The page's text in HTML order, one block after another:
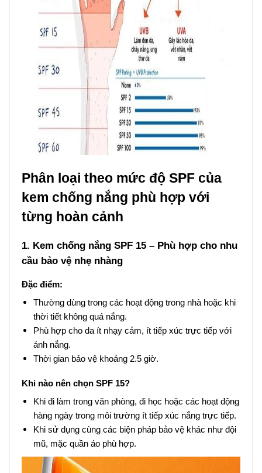
Phân loại theo mức độ SPF của
kem chống nắng phù hợp với
từng hoàn cảnh
1. Kem chống nắng SPF 15 – Phù hợp cho nhu
cầu bảo vệ nhẹ nhàng
Đặc điểm:
Thường dùng trong các hoạt động trong nhà hoặc khi
thời tiết không quá nắng.
Phù hợp cho da ít nhạy cảm, ít tiếp xúc trực tiếp với
ánh nắng.
Thời gian bảo vệ khoảng 2.5 giờ.
Khi nào nên chọn SPF 15?
Khi đi làm trong văn phòng, đi học hoặc các hoạt động
hàng ngày trong môi trường ít tiếp xúc nắng trực tiếp.
Khi sử dụng cùng các biện pháp bảo vệ khác như đội
mũ, mặc quần áo phù hợp.